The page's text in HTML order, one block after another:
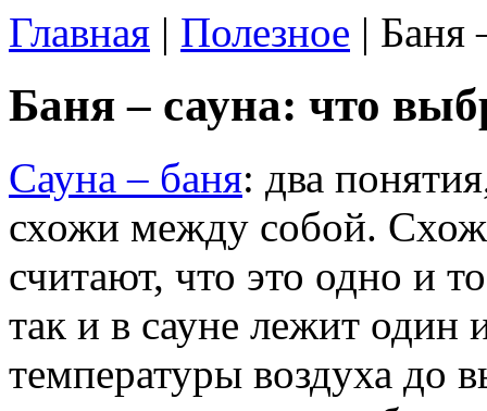
Главная | Полезное | Баня
Баня – сауна: что
Сауна – баня: два
схожи между собой.
считают, что это одно и
так и в сауне лежит
температуры воздуха до